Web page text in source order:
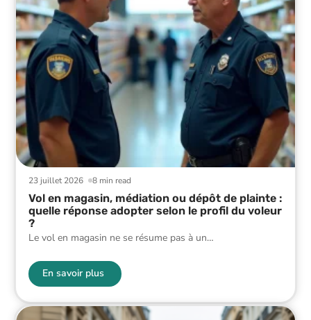
8 min read
23 juillet 2026
Vol en magasin, médiation ou dépôt de plainte :
quelle réponse adopter selon le profil du voleur
?
Le vol en magasin ne se résume pas à un…
En savoir plus